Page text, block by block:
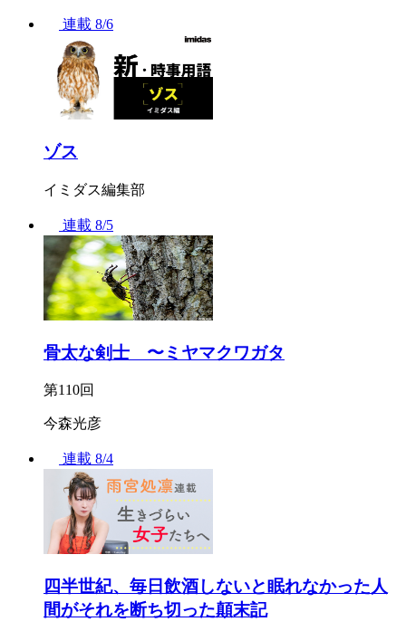
連載 8/6
ゾス
イミダス編集部
連載 8/5
骨太な剣士 〜ミヤマクワガタ
第110回
今森光彦
連載 8/4
四半世紀、毎日飲酒しないと眠れなかった人
間がそれを断ち切った顛末記